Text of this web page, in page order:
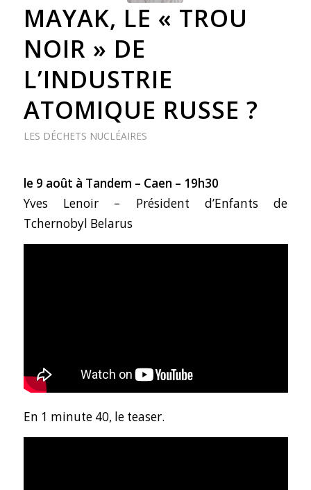
MAYAK, LE « TROU
NOIR » DE
L’INDUSTRIE
ATOMIQUE RUSSE ?
LES DÉCHETS NUCLÉAIRES
le 9 août à Tandem – Caen – 19h30
Yves Lenoir – Président d’Enfants de
Tchernobyl Belarus
En 1 minute 40, le teaser.